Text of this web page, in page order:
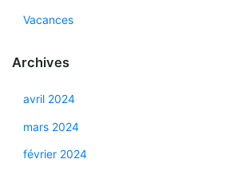
Vacances
Archives
avril 2024
mars 2024
février 2024